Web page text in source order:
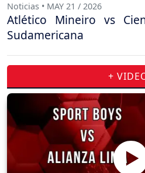
Noticias • MAY 21 / 2026
Atlético Mineiro vs
Sudamericana
+